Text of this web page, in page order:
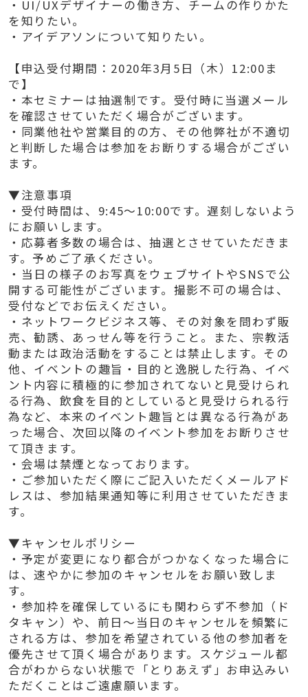
・UI/UXデザイナーの働き方、チームの作りかた
を知りたい。
・アイデアソンについて知りたい。
【申込受付期間：2020年3月5日（木）12:00ま
で】
・本セミナーは抽選制です。受付時に当選メール
を確認させていただく場合がございます。
・同業他社や営業目的の方、その他弊社が不適切
と判断した場合は参加をお断りする場合がござい
ます。
▼注意事項
・受付時間は、9:45～10:00です。遅刻しないよう
にお願いします。
・応募者多数の場合は、抽選とさせていただきま
す。予めご了承ください。
・当日の様子のお写真をウェブサイトやSNSで公
開する可能性がございます。撮影不可の場合は、
受付などでお伝えください。
・ネットワークビジネス等、その対象を問わず販
売、勧誘、あっせん等を行うこと。また、宗教活
動または政治活動をすることは禁止します。その
他、イベントの趣旨・目的と逸脱した行為、イベ
ント内容に積極的に参加されてないと見受けられ
る行為、飲食を目的としていると見受けられる行
為など、本来のイベント趣旨とは異なる行為があ
った場合、次回以降のイベント参加をお断りさせ
て頂きます。
・会場は禁煙となっております。
・ご参加いただく際にご記入いただくメールアド
レスは、参加結果通知等に利用させていただきま
す。
▼キャンセルポリシー
・予定が変更になり都合がつかなくなった場合に
は、速やかに参加のキャンセルをお願い致しま
す。
・参加枠を確保しているにも関わらず不参加（ド
タキャン）や、前日～当日のキャンセルを頻繁に
される方は、参加を希望されている他の参加者を
優先させて頂く場合があります。スケジュール都
合がわからない状態で「とりあえず」お申込みい
ただくことはご遠慮願います。